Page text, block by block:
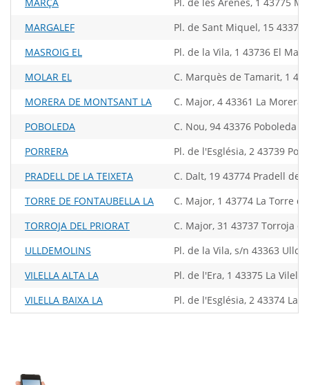
MARGALEF
Pl. de Sant Miquel, 15 43371
MASROIG EL
Pl. de la Vila, 1 43736 El
MOLAR EL
C. Marquès de Tamarit, 1
MORERA DE MONTSANT LA
C. Major, 4 43361 La Morera
POBOLEDA
C. Nou, 94 43376 Poboleda
PORRERA
Pl. de l'Església, 2 43739
PRADELL DE LA TEIXETA
C. Dalt, 19 43774 Pradell de
TORRE DE FONTAUBELLA LA
C. Major, 1 43774 La Torre
TORROJA DEL PRIORAT
C. Major, 31 43737 Torroja
ULLDEMOLINS
Pl. de la Vila, s/n 43363
VILELLA ALTA LA
Pl. de l'Era, 1 43375 La
VILELLA BAIXA LA
Pl. de l'Església, 2 43374 La